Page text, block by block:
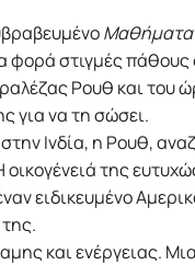
Μαθήματα
φορά στιγμές
Ρουθ και του
για να τη σώσει.
στην Ινδία, η Ρουθ,
της
ειδικευμένο
και ενέργειας.